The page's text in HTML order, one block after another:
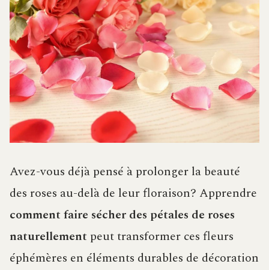
Avez-vous déjà pensé à prolonger la beauté
des roses au-delà de leur floraison? Apprendre
comment faire sécher des pétales de roses
naturellement peut transformer ces fleurs
éphémères en éléments durables de décoration